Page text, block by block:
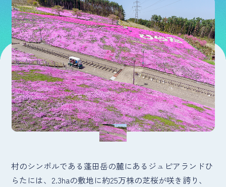
村のシンボルである蓬田岳の麓にあるジュピアランドひ
らたには、2.3haの敷地に約25万株の芝桜が咲き誇り、